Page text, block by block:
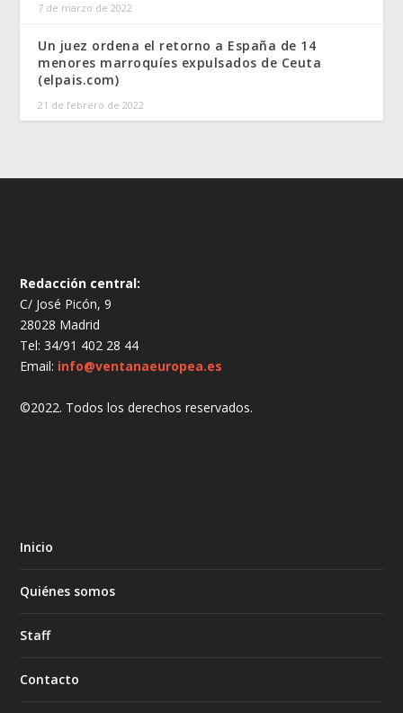
7 de marzo de 2022
Un juez ordena el retorno a España de 14
menores marroquíes expulsados de Ceuta
(elpais.com)
21 de febrero de 2022
Redacción central:
C/ José Picón, 9
28028 Madrid
Tel: 34/91 402 28 44
Email: info@ventanaeuropea.es
©2022. Todos los derechos reservados.
Inicio
Quiénes somos
Staff
Contacto